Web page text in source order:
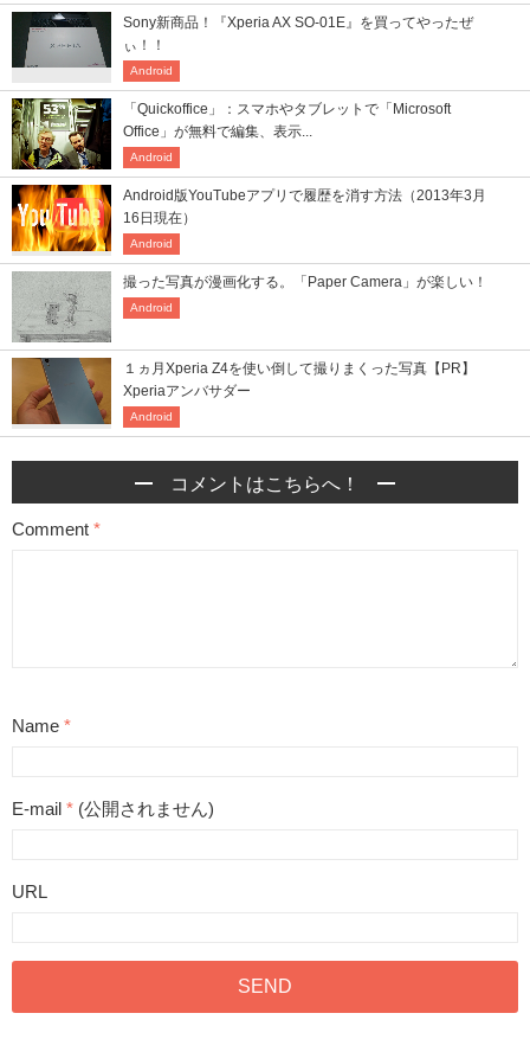
Sony新商品！『Xperia AX SO-01E』を買ってやったぜ
ぃ！！
Android
「Quickoffice」：スマホやタブレットで「Microsoft
Office」が無料で編集、表示...
Android
Android版YouTubeアプリで履歴を消す方法（2013年3月
16日現在）
Android
撮った写真が漫画化する。「Paper Camera」が楽しい！
Android
１ヵ月Xperia Z4を使い倒して撮りまくった写真【PR】
Xperiaアンバサダー
Android
コメントはこちらへ！
Comment *
Name *
E-mail * (公開されません)
URL